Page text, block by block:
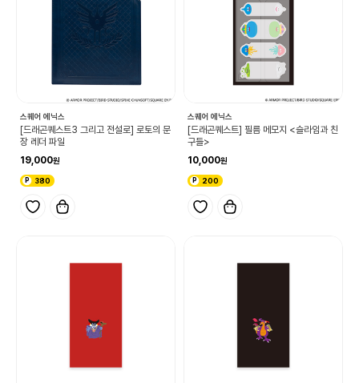
스퀘어 에닉스
[드래곤퀘스트3 그리고 전설로] 로토의 문
장 레더 파일
19,000
380
스퀘어 에닉스
[드래곤퀘스트] 필름 메모지 <슬라임과 친
구들>
10,000
200